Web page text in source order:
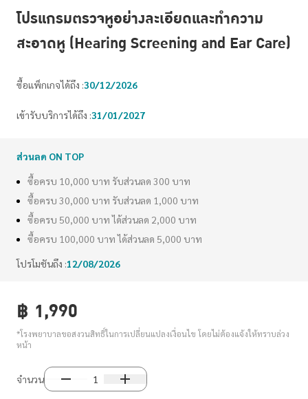
โปรแกรมตรวจหูอย่างละเอียดและทำความ
สะอาดหู (Hearing Screening and Ear Care)
ซื้อแพ็กเกจได้ถึง :30/12/2026
เข้ารับบริการได้ถึง :31/01/2027
ส่วนลด ON TOP
ซื้อครบ 10,000 บาท รับส่วนลด 300 บาท
ซื้อครบ 30,000 บาท รับส่วนลด 1,000 บาท
ซื้อครบ 50,000 บาท ได้ส่วนลด 2,000 บาท
ซื้อครบ 100,000 บาท ได้ส่วนลด 5,000 บาท
โปรโมชันถึง :12/08/2026
฿ 1,990
*โรงพยาบาลขอสงวนสิทธิ์ในการเปลี่ยนแปลงเงื่อนไข โดยไม่ต้องแจ้งให้ทราบล่วง
หน้า
จำนวน